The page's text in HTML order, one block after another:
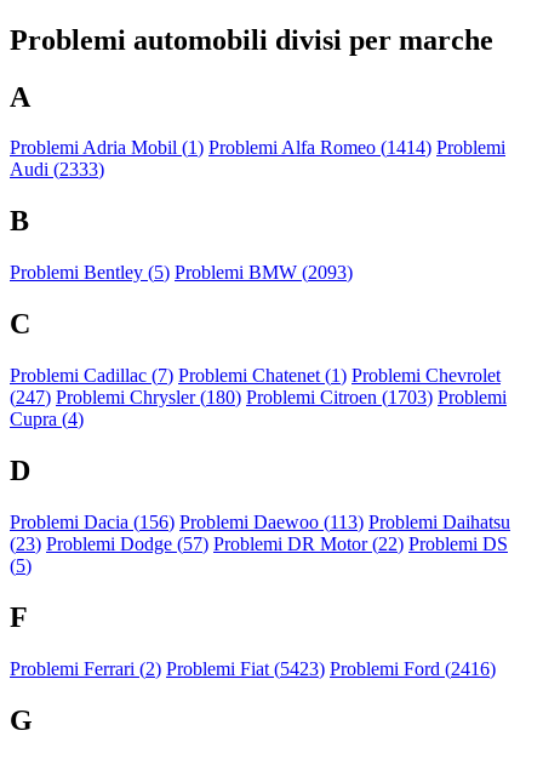
Problemi automobili divisi per marche
A
Problemi Adria Mobil (1) Problemi Alfa Romeo (1414) Problemi
Audi (2333)
B
Problemi Bentley (5) Problemi BMW (2093)
C
Problemi Cadillac (7) Problemi Chatenet (1) Problemi Chevrolet
(247) Problemi Chrysler (180) Problemi Citroen (1703) Problemi
Cupra (4)
D
Problemi Dacia (156) Problemi Daewoo (113) Problemi Daihatsu
(23) Problemi Dodge (57) Problemi DR Motor (22) Problemi DS
(5)
F
Problemi Ferrari (2) Problemi Fiat (5423) Problemi Ford (2416)
G